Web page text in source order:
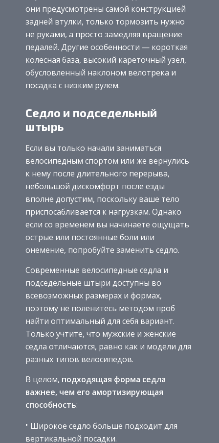
они предусмотрены самой конструкцией
задней втулки, только тормозить нужно
не руками, а просто замедляя вращение
педалей. Другие особенности — короткая
колесная база, высокий кареточный узел,
обусловленный наклоном велотрека и
посадка с низким рулем.
Седло и подседельный
штырь
Если вы только начали заниматься
велосипедным спортом или же вернулись
к нему после длительного перерыва,
небольшой дискомфорт после езды
вполне допустим, поскольку ваше тело
приспосабливается к нагрузкам. Однако
если со временем вы начинаете ощущать
острые или постоянные боли или
онемение, попробуйте заменить седло.
Современные велосипедные седла и
подседельные штыри доступны во
всевозможных размерах и формах,
поэтому не поленитесь методом проб
найти оптимальный для себя вариант.
Только учтите, что мужские и женские
седла отличаются, равно как и модели для
разных типов велосипедов.
В целом, подходящая форма седла
важнее, чем его амортизирующая
способность:
Широкое седло больше подходит для
вертикальной посадки.